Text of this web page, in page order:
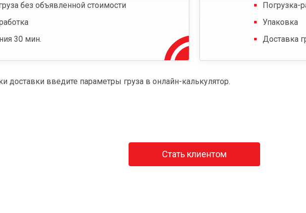
без объявленной стоимости
30 мин.
Погрузка-
Упаковка
Доставка
доставки введите параметры груза в онлайн-калькулятор.
Стать клиентом